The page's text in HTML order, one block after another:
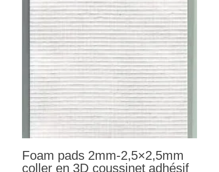
Foam pads 2mm-2,5×2,5mm
coller en 3D coussinet adhésif